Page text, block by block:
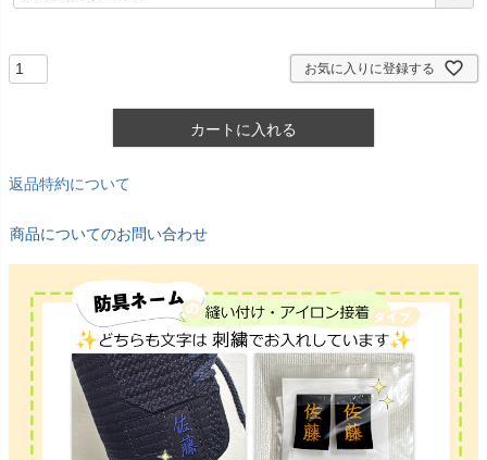
お気に入りに登録する
カートに入れる
返品特約について
商品についてのお問い合わせ